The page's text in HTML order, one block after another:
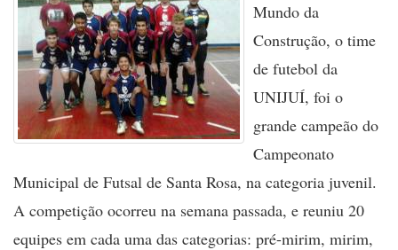
Mundo da
Construção, o time
de futebol da
UNIJUÍ, foi o
grande campeão do
Campeonato
Municipal de Futsal de Santa Rosa, na categoria juvenil.
A competição ocorreu na semana passada, e reuniu 20
equipes em cada uma das categorias: pré-mirim, mirim,